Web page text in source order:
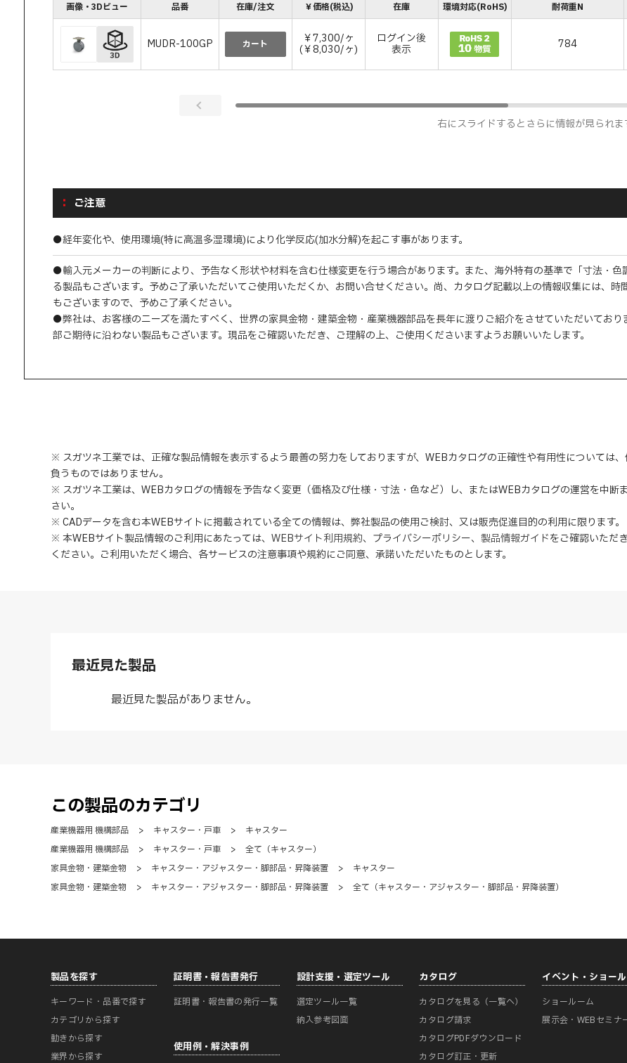
画像・3Dビュー 品番 在庫/注文 ￥価格(税込) 在庫 環境対応(RoHS) 耐荷重N
MUDR-100GP カート ￥7,300/ヶ
(￥8,030/ヶ)
ログイン後
表示 784
右にスライドするとさらに情報が見られま
ご注意
●経年変化や、使用環境(特に高温多湿環境)により化学反応(加水分解)を起こす事があります。
●輸入元メーカーの判断により、予告なく形状や材料を含む仕様変更を行う場合があります。また、海外特有の基準で「寸法・
る製品もございます。予めご了承いただいてご使用いただくか、お問い合せください。尚、カタログ記載以上の情報収集には、
もございますので、予めご了承ください。
●弊社は、お客様のニーズを満たすべく、世界の家具金物・建築金物・産業機器部品を長年に渡りご紹介をさせていただいてお
部ご期待に沿わない製品もございます。現品をご確認いただき、ご理解の上、ご使用くださいますようお願いいたします。
※ スガツネ工業では、正確な製品情報を表示するよう最善の努力をしておりますが、WEBカタログの正確性や有用性については
負うものではありません。
※ スガツネ工業は、WEBカタログの情報を予告なく変更（価格及び仕様・寸法・色など）し、またはWEBカタログの運営を中断
さい。
※ CADデータを含む本WEBサイトに掲載されている全ての情報は、弊社製品の使用ご検討、又は販売促進目的の利用に限ります。
※ 本WEBサイト製品情報のご利用にあたっては、 WEBサイト利用規約、 プライバシーポリシー、 製品情報ガイドをご確認いただ
ください。ご利用いただく場合、各サービスの注意事項や規約にご同意、 承諾いただいたものとします。
最近見た製品
最近見た製品がありません。
この製品のカテゴリ
産業機器用 機構部品 > キャスター・戸車 >
キャスター
産業機器用 機構部品
> キャスター・戸車 >
全て（キャスター）
家具金物・建築金物
> キャスター・アジャスター・脚部品・昇降装置 >
キャスター
家具金物・建築金物
> キャスター・アジャスター・脚部品・昇降装置 > 全て（キャスター・アジャスター・脚部品・昇降装置）
製品を探す
キーワード・品番で探す
カテゴリから探す
動きから探す
業界から探す
証明書・報告書発行
証明書・報告書の発行一覧
使用例・解決事例
設計支援・選定ツール
選定ツール一覧
納入参考図面
カタログ
カタログを見る（一覧へ）
カタログ請求
カタログPDFダウンロード
カタログ訂正・更新
イベント・ショー
ショールーム
展示会・WEBセミナ